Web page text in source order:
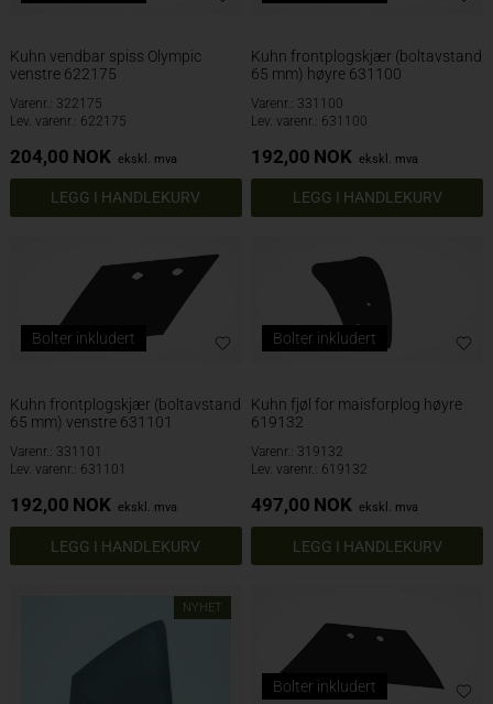
Kuhn vendbar spiss Olympic
venstre 622175
Varenr.: 322175
Lev. varenr.: 622175
204,00 NOK ekskl. mva
Kuhn frontplogskjær (boltavstand
65 mm) høyre 631100
Varenr.: 331100
Lev. varenr.: 631100
192,00 NOK ekskl. mva
Bolter inkludert
Kuhn frontplogskjær (boltavstand
65 mm) venstre 631101
Varenr.: 331101
Lev. varenr.: 631101
192,00 NOK ekskl. mva
Bolter inkludert
Kuhn fjøl for maisforplog høyre
619132
Varenr.: 319132
Lev. varenr.: 619132
497,00 NOK ekskl. mva
NYHET
Bolter inkludert